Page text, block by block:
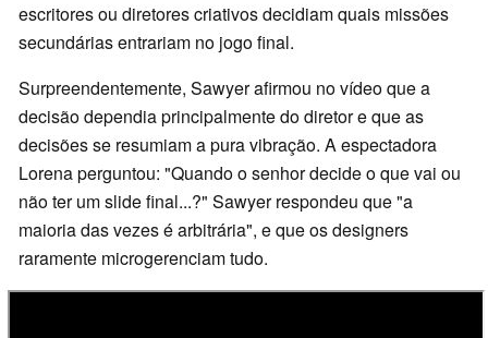
escritores ou diretores criativos decidiam quais missões
secundárias entrariam no jogo final.
Surpreendentemente, Sawyer afirmou no vídeo que a
decisão dependia principalmente do diretor e que as
decisões se resumiam a pura vibração. A espectadora
Lorena perguntou: "Quando o senhor decide o que vai ou
não ter um slide final...?" Sawyer respondeu que "a
maioria das vezes é arbitrária", e que os designers
raramente microgerenciam tudo.